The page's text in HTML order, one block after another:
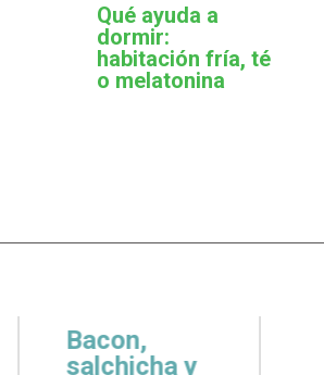
Qué ayuda a
dormir:
habitación fría, té
o melatonina